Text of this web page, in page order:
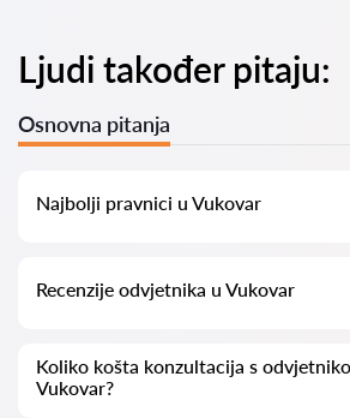
Ljudi također pitaju:
Osnovna pitanja
Najbolji pravnici u Vukovar
informacijama. Cijene, recenzije, telefonski
Recenzije odvjetnika u Vukovar
odvjetnicima. Ne brišemo negativne recenzije
mogućnost njihovog lažnog povećavanja.
Koliko košta konzultacija s
Vukovar?